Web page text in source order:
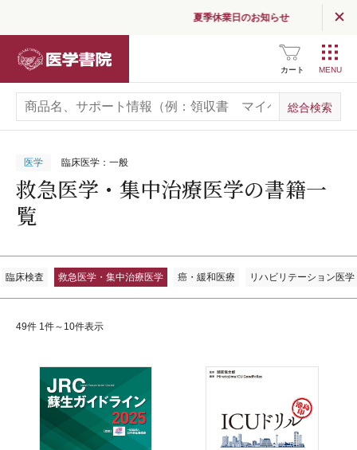
夏季休業日のお知らせ
カート
医学 臨床医学：一般
救急医学・集中治療医学の書籍一
覧
臨床検査 救急医学・集中治療医学 癌・緩和医療 リハビリテーション医学
49件 1件～10件表示